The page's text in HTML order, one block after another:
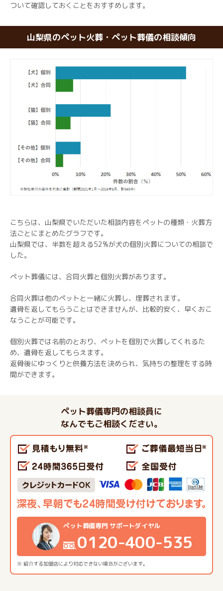
ついて確認しておくことをおすすめします。
山梨県のペット火葬・ペット葬儀の相談傾向
こちらは、山梨県でいただいた相談内容をペットの種類・火葬方
法ごとにまとめたグラフです。
山梨県では、半数を超える52%が犬の個別火葬についての相談で
した。
ペット葬儀には、合同火葬と個別火葬があります。
合同火葬は他のペットと一緒に火葬し、埋葬されます。
遺骨を返してもらうことはできませんが、比較的安く、早くおこ
なうことが可能です。
個別火葬では名前のとおり、ペットを個別で火葬してくれるた
め、遺骨を返してもらえます。
返骨後にゆっくりと供養方法を決められ、気持ちの整理をする時
間ができます。
ペット葬儀専門の相談員に
なんでもご相談ください。
※ 紹介する加盟店により対応できない場合がございます。
ペット葬儀専門 サポートダイヤル
0120-400-535